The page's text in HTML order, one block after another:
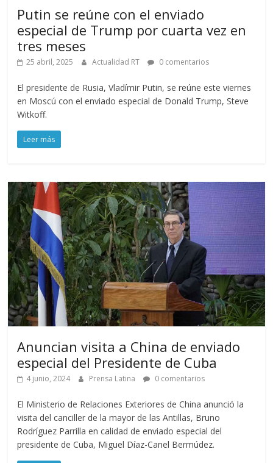
Putin se reúne con el enviado
especial de Trump por cuarta vez en
tres meses
25 abril, 2025 Actualidad RT 0 comentarios
El presidente de Rusia, Vladímir Putin, se reúne este viernes
en Moscú con el enviado especial de Donald Trump, Steve
Witkoff.
Leer más
Anuncian visita a China de enviado
especial del Presidente de Cuba
4 junio, 2024 Prensa Latina 0 comentarios
El Ministerio de Relaciones Exteriores de China anunció la
visita del canciller de la mayor de las Antillas, Bruno
Rodríguez Parrilla en calidad de enviado especial del
presidente de Cuba, Miguel Díaz-Canel Bermúdez.